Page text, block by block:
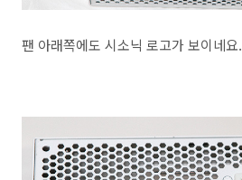
팬 아래쪽에도 시소닉 로고가 보이네요.